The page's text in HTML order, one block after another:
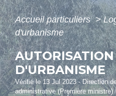
Accueil particuliers>
d'urbanisme
AUTORISATION
D'URBANISME
Vérifié le 13 Jul 2023 - Direction
administrative (Première ministre)